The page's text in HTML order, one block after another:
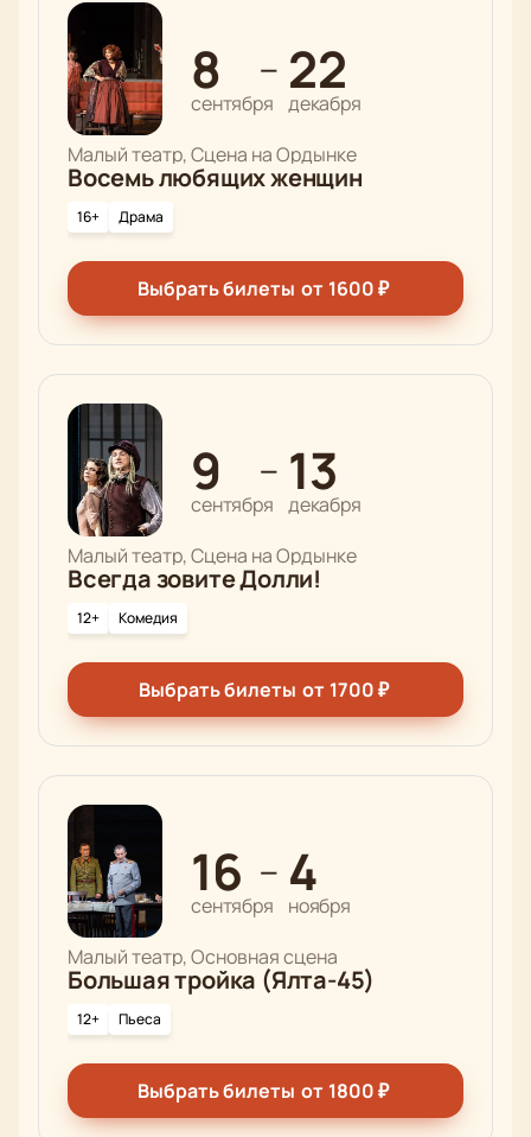
8
сентября
— 22
декабря
Малый театр, Сцена на Ордынке
Восемь любящих женщин
16+ Драма
Выбрать билеты от 1600₽
9
сентября
— 13
декабря
Малый театр, Сцена на Ордынке
Всегда зовите Долли!
12+ Комедия
Выбрать билеты от 1700₽
16
сентября
— 4
ноября
Малый театр, Основная сцена
Большая тройка (Ялта-45)
12+ Пьеса
Выбрать билеты от 1800₽